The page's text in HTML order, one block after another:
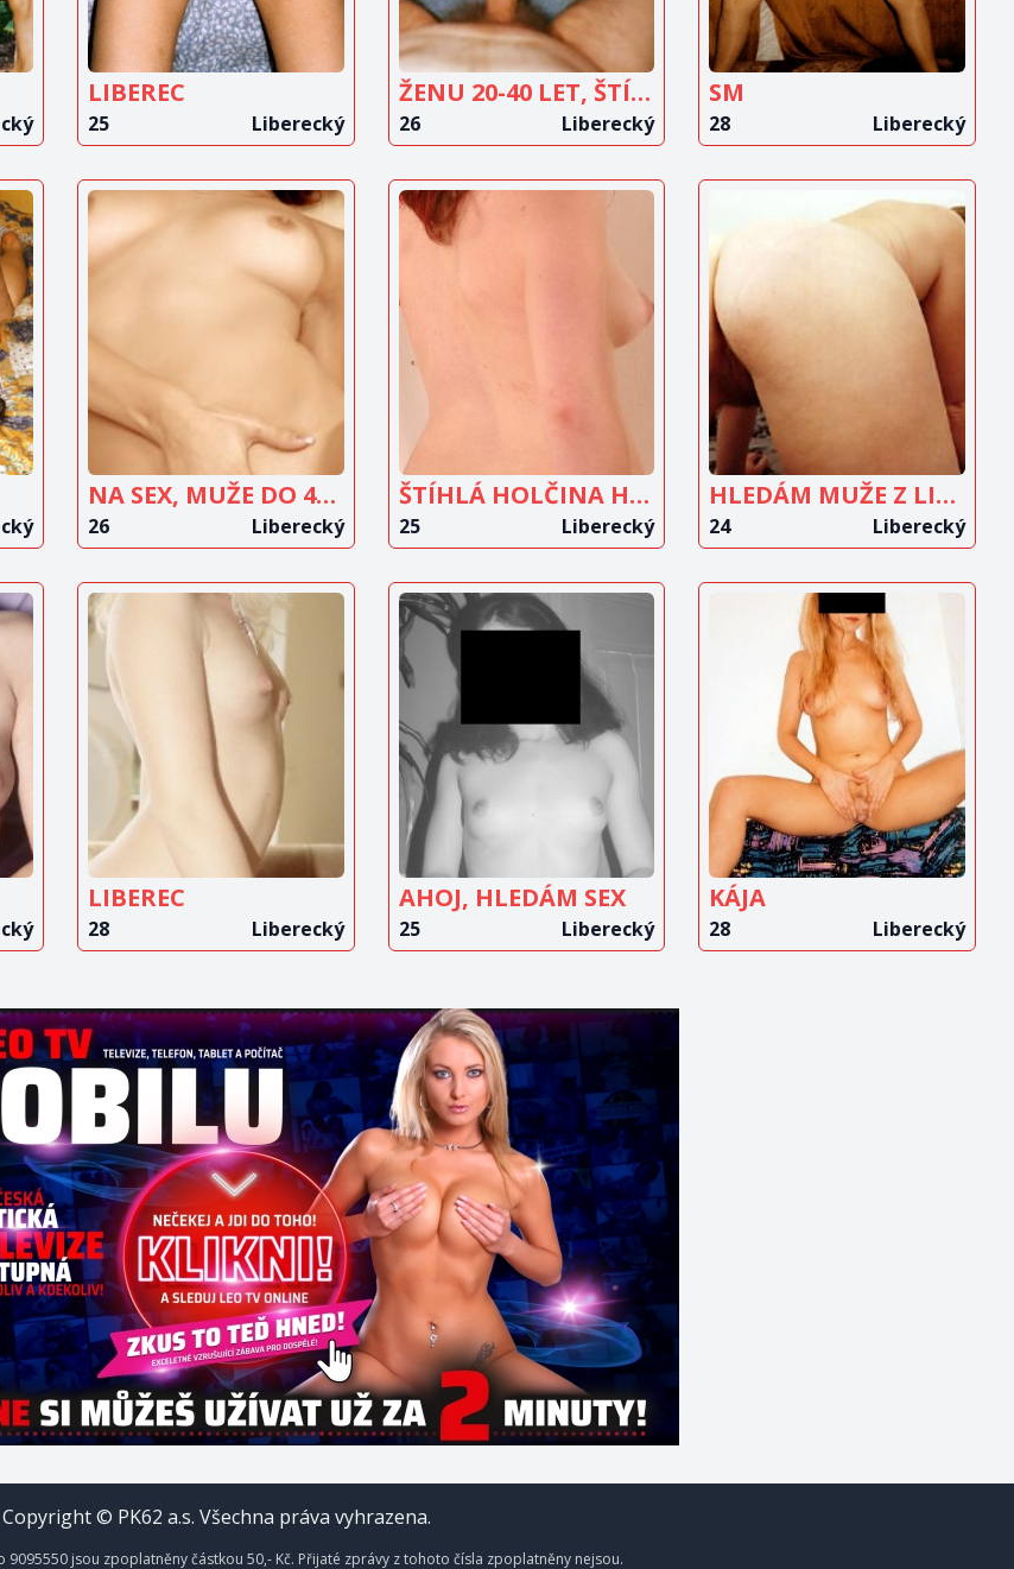
LIBEREC
25 Liberecký
ŽENU 20-40 LET, ŠTÍHLOU
26 Liberecký
SM
28 Liberecký
ZOBRAZIT
NA SEX, MUŽE DO 45 LET
26 Liberecký
ŠTÍHLÁ HOLČINA HLEDÁ MUŽE Z LIBERCE
25 Liberecký
ZOBRAZIT
INZERÁT
HLEDÁM MUŽE Z LIBERCE
24 Liberecký
ZOBRAZIT
INZERÁT
LIBEREC
28 Liberecký
ZOBRAZIT
INZERÁT
AHOJ, HLEDÁM SEX
25 Liberecký
ZOBRAZIT
INZERÁT
KÁJA
28 Liberecký
Copyright © PK62 a.s. Všechna práva vyhrazena.
9095550 jsou zpoplatněny částkou 50,- Kč. Přijaté zprávy z tohoto čísla zpoplatněny nejsou.